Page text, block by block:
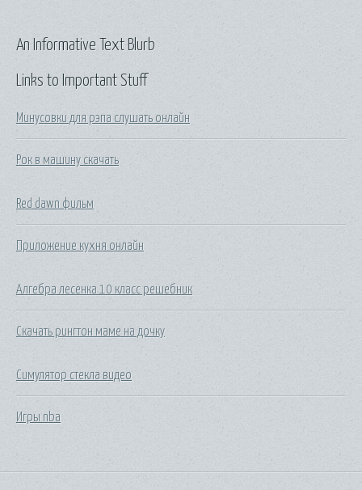
Links to Important Stuff
Минусовки для рэпа слушать онлайн
Рок в машину скачать
Red dawn фильм
Приложение кухня онлайн
Алгебра лесенка 10 класс решебник
Скачать рингтон маме на дочку
Симулятор стекла видео
Игры nba
An Informative Text Blurb